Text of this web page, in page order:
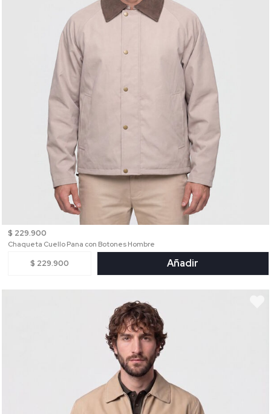
$ 229.900
Chaqueta Cuello Pana con Botones Hombre
$ 229.900 Añadir